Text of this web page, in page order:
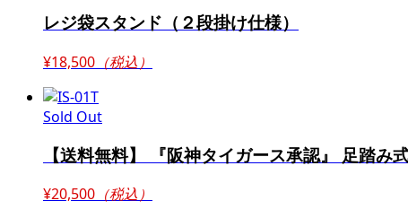
レジ袋スタンド（２段掛け仕様）
¥18,500 （税込）
Sold Out
【送料無料】 『阪神タイガース承認』 足踏み
¥20,500 （税込）